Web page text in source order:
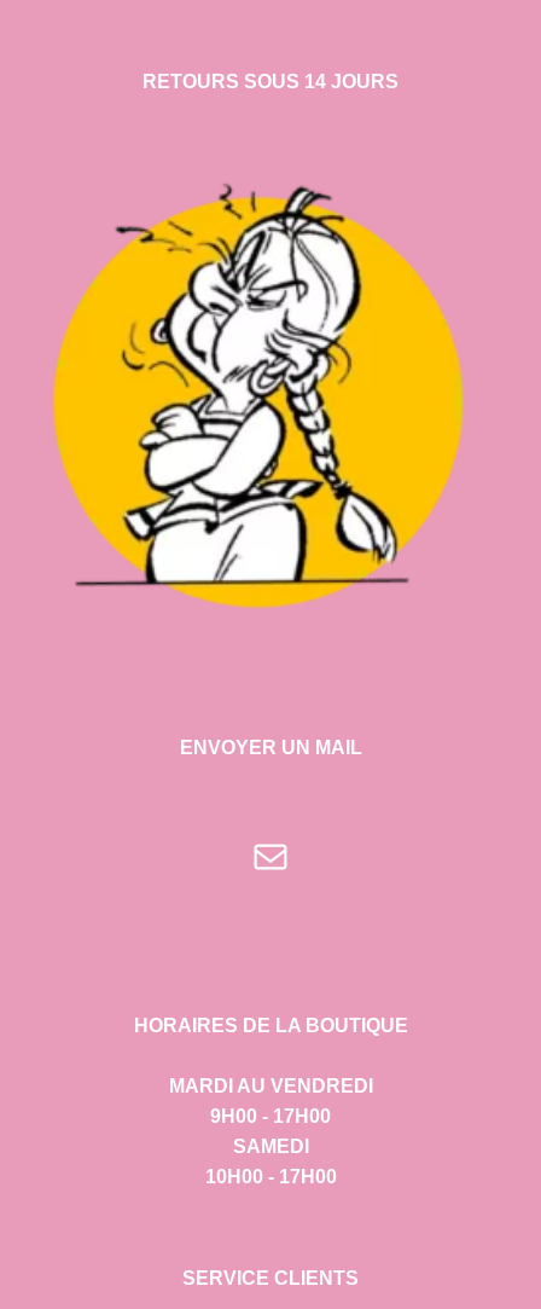
RETOURS SOUS 14 JOURS
ENVOYER UN MAIL
E-mail
HORAIRES DE LA BOUTIQUE
MARDI AU VENDREDI
9H00 - 17H00
SAMEDI
10H00 - 17H00
SERVICE CLIENTS